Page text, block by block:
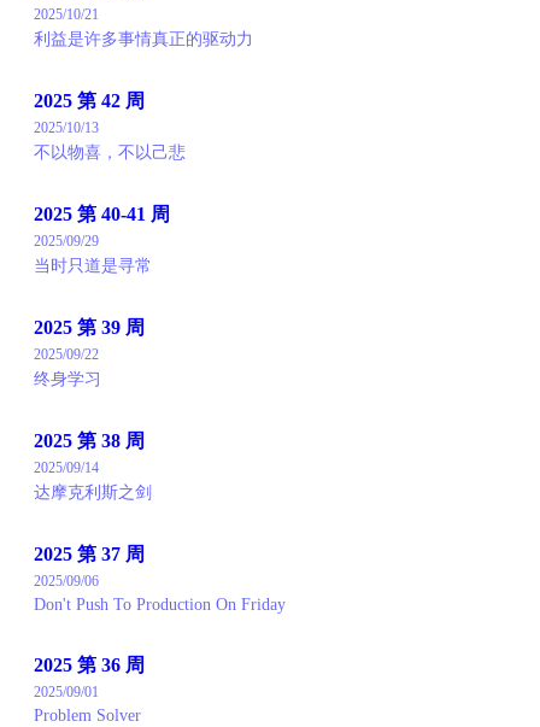
2025/10/21
利益是许多事情真正的驱动力
2025 第 42 周
2025/10/13
不以物喜，不以己悲
2025 第 40-41 周
2025/09/29
当时只道是寻常
2025 第 39 周
2025/09/22
终身学习
2025 第 38 周
2025/09/14
达摩克利斯之剑
2025 第 37 周
2025/09/06
Don't Push To Production On Friday
2025 第 36 周
2025/09/01
Problem Solver